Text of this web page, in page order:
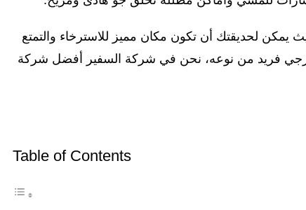
يمكن لحديقتك أن تكون مكان مميز للاسترخاء والتمتع
فريد من نوعه، نحن في شركة السفير أفضل شركة
Table of Contents